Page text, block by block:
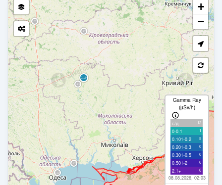
+
−
Gamma Ray
(µSv/h)
с/д 12
0-0.1 1
0.101-0.2 5
0.201-0.3 0
0.301-0.5 0
0.501-2 0
2.1+ 0
08.08.2026, 02:03